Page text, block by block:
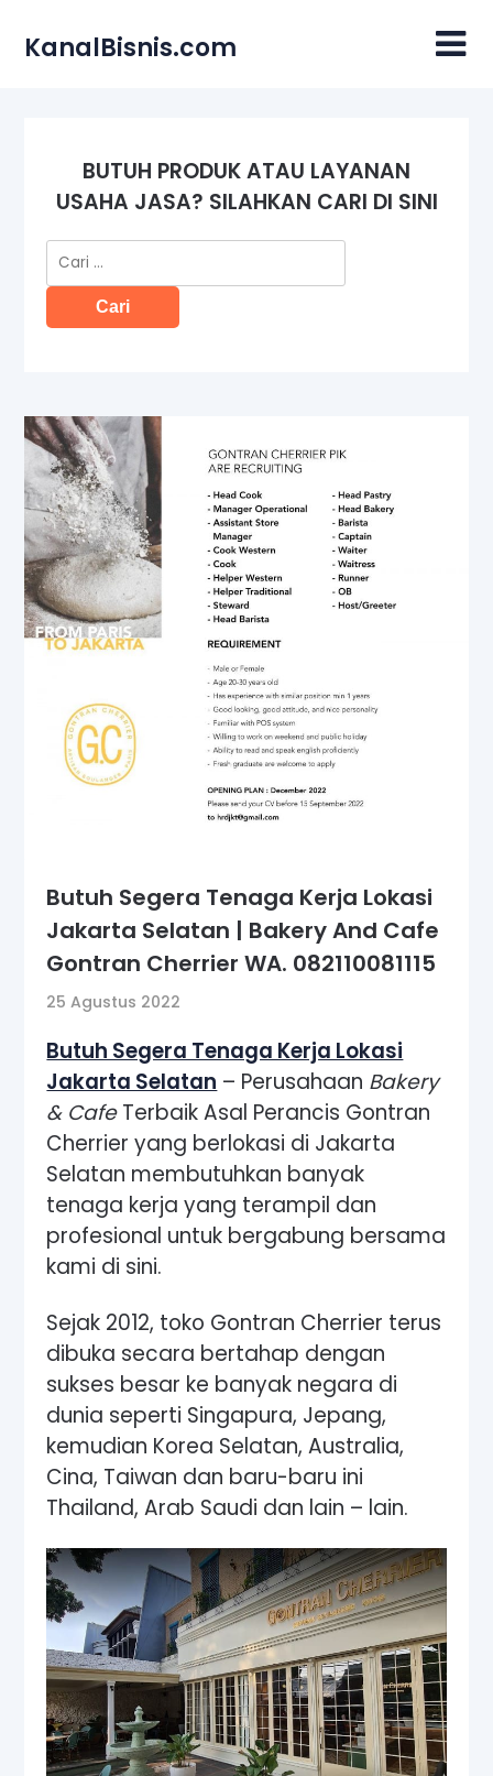
content
KanalBisnis.com
BUTUH PRODUK ATAU LAYANAN
USAHA JASA? SILAHKAN CARI DI SINI
Cari
untuk:
Butuh Segera Tenaga Kerja Lokasi
Jakarta Selatan | Bakery And Cafe
Gontran Cherrier WA. 082110081115
25 Agustus 2022
Butuh Segera Tenaga Kerja Lokasi
Jakarta Selatan – Perusahaan Bakery
& CafeTerbaik Asal Perancis Gontran
Cherrier yang berlokasi di Jakarta
Selatan membutuhkan banyak
tenaga kerja yang terampil dan
profesional untuk bergabung bersama
kami di sini.
Sejak 2012, toko Gontran Cherrier terus
dibuka secara bertahap dengan
sukses besar ke banyak negara di
dunia seperti Singapura, Jepang,
kemudian Korea Selatan, Australia,
Cina, Taiwan dan baru-baru ini
Thailand, Arab Saudi dan lain – lain.